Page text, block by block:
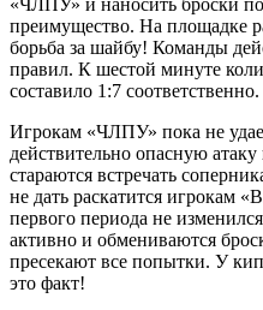
«ЧЛПУ» и наносить броски по
преимущество. На площадке
борьба за шайбу! Команды
правил. К шестой минуте
составило 1:7 соответственно.
Игрокам «ЧЛПУ» пока не
действительно опасную
стараются встречать
не дать раскатится игрокам
первого периода не
активно и обмениваются
пресекают все попытки. У
это факт!